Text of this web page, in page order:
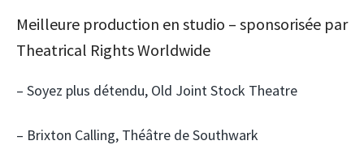
Meilleure production en studio – sponsorisée par
Theatrical Rights Worldwide
– Soyez plus détendu, Old Joint Stock Theatre
– Brixton Calling, Théâtre de Southwark